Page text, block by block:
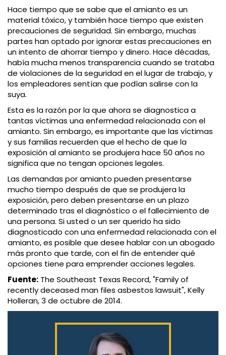
Hace tiempo que se sabe que el amianto es un
material tóxico, y también hace tiempo que existen
precauciones de seguridad. Sin embargo, muchas
partes han optado por ignorar estas precauciones en
un intento de ahorrar tiempo y dinero. Hace décadas,
había mucha menos transparencia cuando se trataba
de violaciones de la seguridad en el lugar de trabajo, y
los empleadores sentían que podían salirse con la
suya.
Esta es la razón por la que ahora se diagnostica a
tantas víctimas una enfermedad relacionada con el
amianto. Sin embargo, es importante que las víctimas
y sus familias recuerden que el hecho de que la
exposición al amianto se produjera hace 50 años no
significa que no tengan opciones legales.
Las demandas por amianto pueden presentarse
mucho tiempo después de que se produjera la
exposición, pero deben presentarse en un plazo
determinado tras el diagnóstico o el fallecimiento de
una persona. Si usted o un ser querido ha sido
diagnosticado con una enfermedad relacionada con el
amianto, es posible que desee hablar con un abogado
más pronto que tarde, con el fin de entender qué
opciones tiene para emprender acciones legales.
Fuente: The Southeast Texas Record, "Family of
recently deceased man files asbestos lawsuit", Kelly
Holleran, 3 de octubre de 2014.